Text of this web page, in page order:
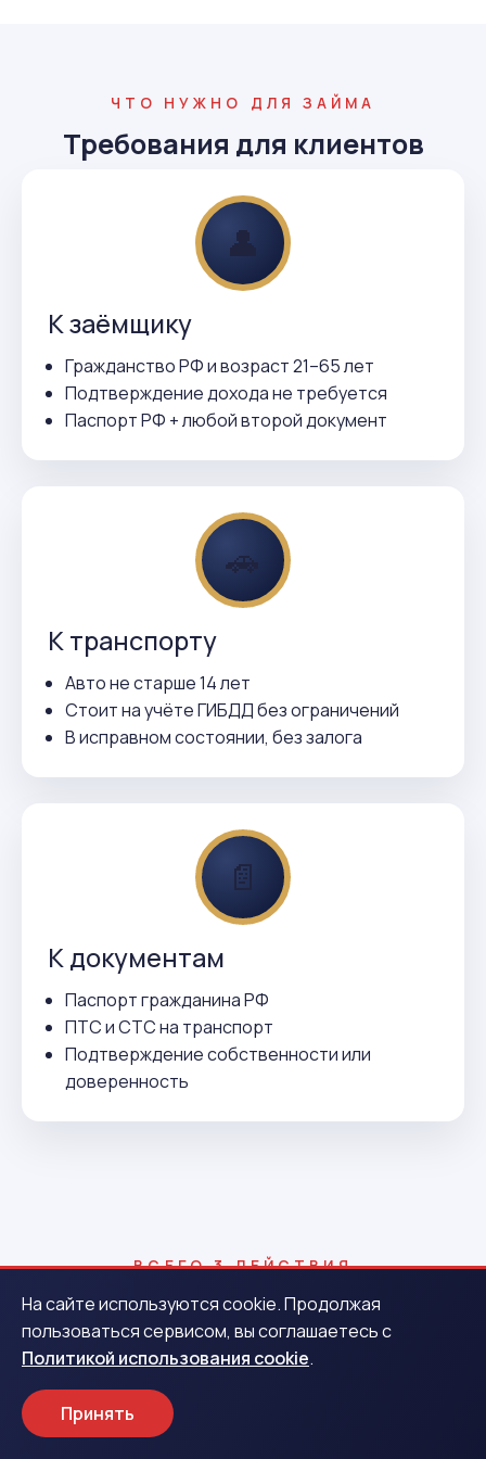
ЧТО НУЖНО ДЛЯ ЗАЙМА
Требования для клиентов
👤
К заёмщику
Гражданство РФ и возраст 21–65 лет
Подтверждение дохода не требуется
Паспорт РФ + любой второй документ
🚗
К транспорту
Авто не старше 14 лет
Стоит на учёте ГИБДД без ограничений
В исправном состоянии, без залога
📄
К документам
Паспорт гражданина РФ
ПТС и СТС на транспорт
Подтверждение собственности или
доверенность
ВСЕГО 3 ДЕЙСТВИЯ
Как получить деньги в
Рузаевке
1
На сайте используются cookie. Продолжая
пользоваться сервисом, вы соглашаетесь с
Политикой использования cookie.
Принять